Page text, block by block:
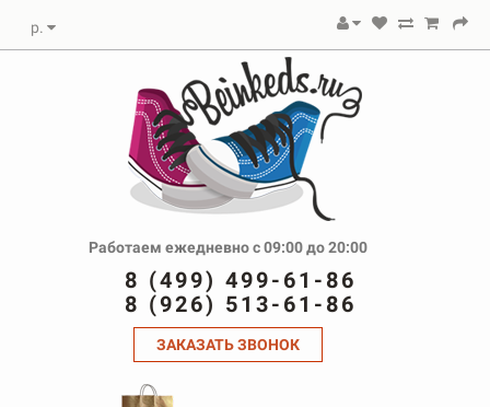
р.
Работаем ежедневно с 09:00 до 20:00
8 (499) 499-61-86
8 (926) 513-61-86
ЗАКАЗАТЬ ЗВОНОК